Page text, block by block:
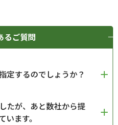
るご質問
定するのでしょうか？
たが、あと数社から提
ます。